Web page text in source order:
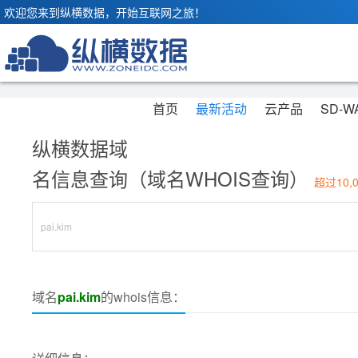
欢迎您来到纵横数据，开始互联网之旅！
首页 最新活动 云产品 SD-
纵横数据域
名信息查询（域名WHOIS查询）
超过
域名pai.kim的whois信息：